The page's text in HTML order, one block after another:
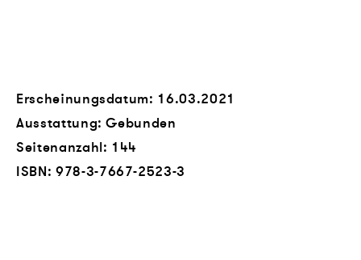
Erscheinungsdatum: 16.03.2021
Ausstattung: Gebunden
Seitenanzahl: 144
ISBN: 978-3-7667-2523-3